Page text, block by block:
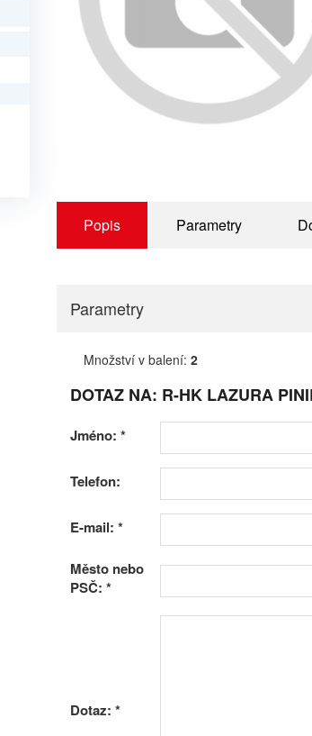
Popis Parametry
Parametry
Množství v balení: 2
DOTAZ NA: R-HK LAZURA
Jméno: *
Telefon:
E-mail: *
Město nebo
PSČ: *
Dotaz: *